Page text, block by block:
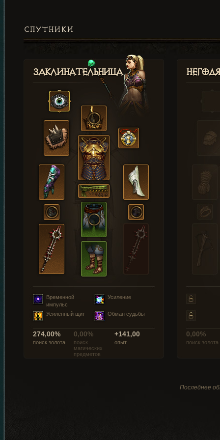
СПУТНИКИ
Заклинательница
Временной
импульс
Усиление
Усиленный щит Обман судьбы
274,00%
поиск золота
0,00%
поиск
магических
предметов
+141,00
опыт
0,00%
поиск золота
Последнее